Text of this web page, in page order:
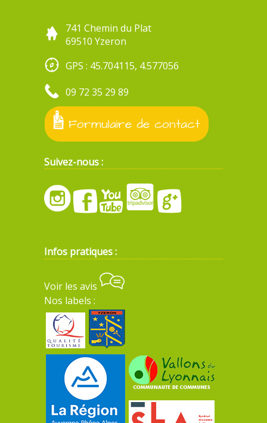
741 Chemin du Plat
69510 Yzeron
GPS : 45.704115, 4.577056
09 72 35 29 89
Formulaire de contact
Suivez-nous :
Infos pratiques :
Voir les avis
Nos labels :